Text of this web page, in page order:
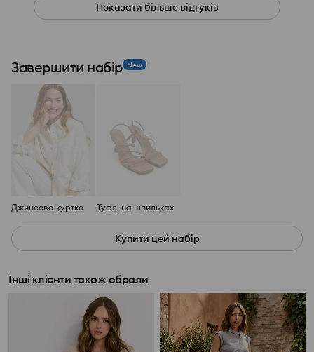
Показати більше відгуків
Завершити набір New
Джинсова куртка Туфлі на шпильках
Купити цей набір
Інші клієнти також обрали